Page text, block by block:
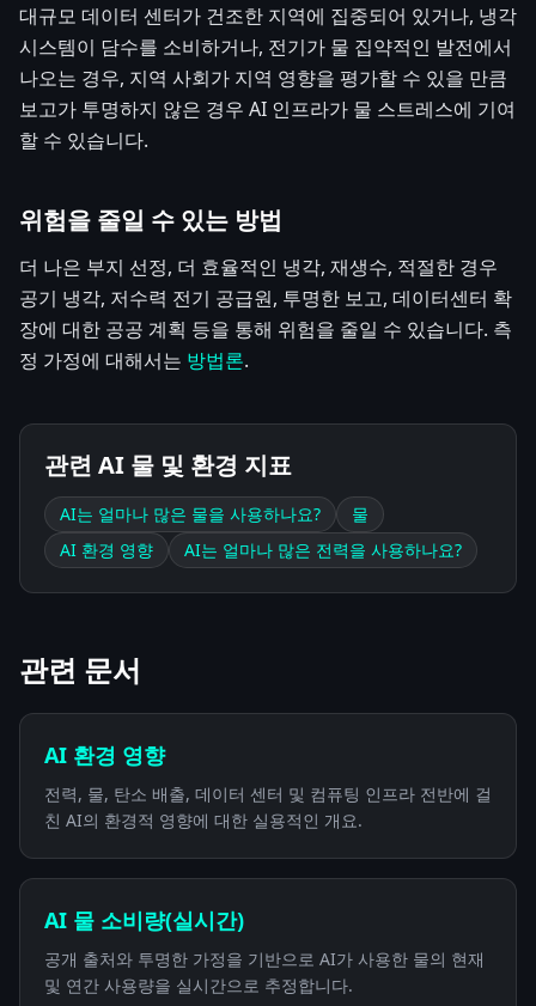
대규모 데이터 센터가 건조한 지역에 집중되어 있거나, 냉각
시스템이 담수를 소비하거나, 전기가 물 집약적인 발전에서
나오는 경우, 지역 사회가 지역 영향을 평가할 수 있을 만큼
보고가 투명하지 않은 경우 AI 인프라가 물 스트레스에 기여
할 수 있습니다.
위험을 줄일 수 있는 방법
더 나은 부지 선정, 더 효율적인 냉각, 재생수, 적절한 경우
공기 냉각, 저수력 전기 공급원, 투명한 보고, 데이터센터 확
장에 대한 공공 계획 등을 통해 위험을 줄일 수 있습니다. 측
정 가정에 대해서는 방법론.
관련 AI 물 및 환경 지표
AI는 얼마나 많은 물을 사용하나요?
물
AI 환경 영향
AI는 얼마나 많은 전력을 사용하나요?
관련 문서
AI 환경 영향
전력, 물, 탄소 배출, 데이터 센터 및 컴퓨팅 인프라 전반에 걸
친 AI의 환경적 영향에 대한 실용적인 개요.
AI 물 소비량(실시간)
공개 출처와 투명한 가정을 기반으로 AI가 사용한 물의 현재
및 연간 사용량을 실시간으로 추정합니다.